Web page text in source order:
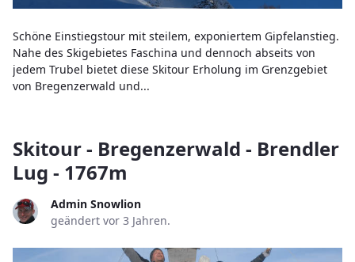
Schöne Einstiegstour mit steilem, exponiertem Gipfelanstieg.
Nahe des Skigebietes Faschina und dennoch abseits von
jedem Trubel bietet diese Skitour Erholung im Grenzgebiet
von Bregenzerwald und...
Skitour - Bregenzerwald - Brendler
Lug - 1767m
Admin Snowlion
geändert vor 3 Jahren.